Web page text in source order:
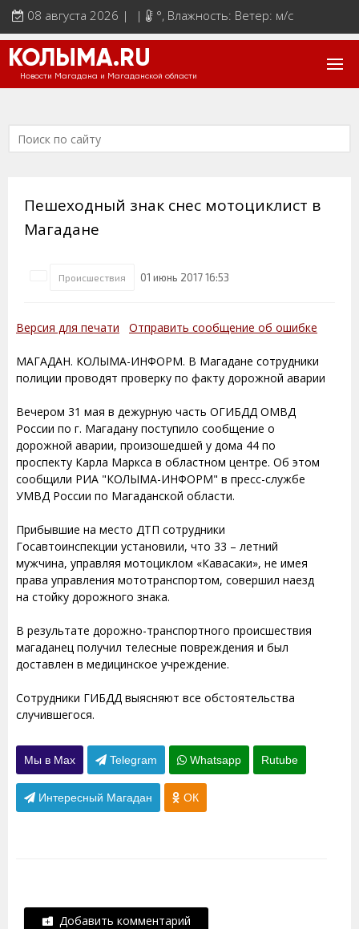
08 августа 2026 | | °, Влажность: Ветер: м/с
КОЛЫМА.RU
Новости Магадана и Магаданской области
Пешеходный знак снес мотоциклист в
Магадане
Происшествия 01 июнь 2017 16:53
Версия для печати Отправить сообщение об ошибке
МАГАДАН. КОЛЫМА-ИНФОРМ. В Магадане сотрудники
полиции проводят проверку по факту дорожной аварии
Вечером 31 мая в дежурную часть ОГИБДД ОМВД
России по г. Магадану поступило сообщение о
дорожной аварии, произошедшей у дома 44 по
проспекту Карла Маркса в областном центре. Об этом
сообщили РИА "КОЛЫМА-ИНФОРМ" в пресс-службе
УМВД России по Магаданской области.
Прибывшие на место ДТП сотрудники
Госавтоинспекции установили, что 33 – летний
мужчина, управляя мотоциклом «Кавасаки», не имея
права управления мототранспортом, совершил наезд
на стойку дорожного знака.
В результате дорожно-транспортного происшествия
магаданец получил телесные повреждения и был
доставлен в медицинское учреждение.
Сотрудники ГИБДД выясняют все обстоятельства
случившегося.
Мы в Max Telegram Whatsapp Rutube
Интересный Магадан ОК
Добавить комментарий